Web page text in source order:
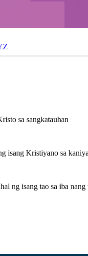
Z
sa sangkatauhan
isang Kristiyano sa
ng isang tao sa iba